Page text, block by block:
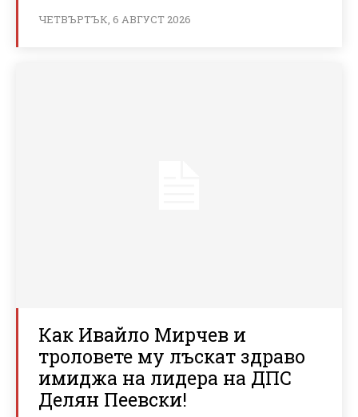
ЧЕТВЪРТЪК, 6 АВГУСТ 2026
Как Ивайло Мирчев и
троловете му лъскат здраво
имиджа на лидера на ДПС
Делян Пеевски!